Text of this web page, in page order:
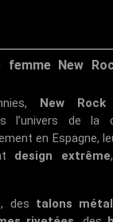
New
New Rock
l’univers de la
en Espagne,
design extrême,
, des talons